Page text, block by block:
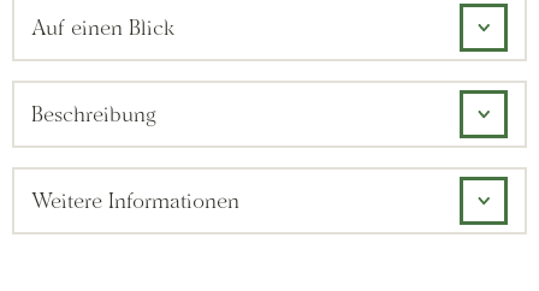
Auf einen Blick
Beschreibung
Weitere Informationen